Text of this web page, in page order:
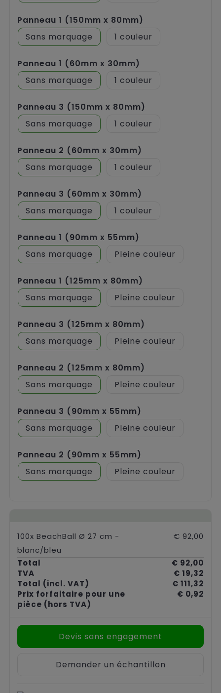
Panneau 1 (150mm x 80mm)
Sans marquage
1
Panneau 1 (60mm x 30mm)
Sans marquage
1
Panneau 3 (150mm x 80mm)
Sans marquage
1
Panneau 2 (60mm x 30mm)
Sans marquage
1
Panneau 3 (60mm x 30mm)
Sans marquage
1
Panneau 1 (90mm x 55mm)
Sans marquage
Pleine couleur
Panneau 1 (125mm x 80mm)
Sans marquage
Pleine couleur
Panneau 3 (125mm x 80mm)
Sans marquage
Pleine couleur
Panneau 2 (125mm x 80mm)
Sans marquage
Pleine couleur
Panneau 3 (90mm x 55mm)
Sans marquage
Pleine couleur
Panneau 2 (90mm x 55mm)
Sans marquage
Pleine couleur
100x BeachBall Ø 27 cm -
blanc/bleu
€ 92,00
Total
€ 92,00
TVA
€ 19,32
Total (incl. VAT)
€ 111,32
Prix forfaitaire pour une
pièce (hors TVA)
€ 0,92
Devis sans engagement
Demander un échantillon